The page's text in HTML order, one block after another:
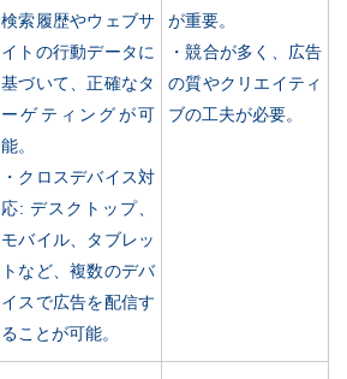
検索履歴やウェブサ
イトの行動データに
基づいて、正確なタ
ーゲティングが可
能。
・クロスデバイス対
応: デスクトップ、
モバイル、タブレッ
トなど、複数のデバ
イスで広告を配信す
ることが可能。
が重要。
・競合が多く、広告
の質やクリエイティ
ブの工夫が必要。